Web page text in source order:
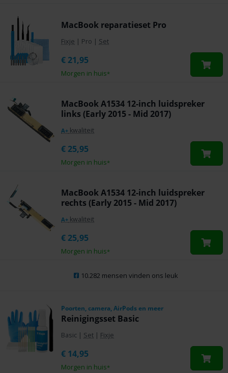
MacBook reparatieset Pro
Fixje | Pro | Set
Morgen in huis*
€ 21,95
MacBook A1534 12-inch luidspreker
links (Early 2015 - Mid 2017)
A+ kwaliteit
Morgen in huis*
€ 25,95
MacBook A1534 12-inch luidspreker
rechts (Early 2015 - Mid 2017)
A+ kwaliteit
Morgen in huis*
€ 25,95
Poorten, camera, AirPods en meer
Reinigingsset Basic
Basic | Set | Fixje
Morgen in huis*
€ 14,95
10.282 mensen vinden ons leuk